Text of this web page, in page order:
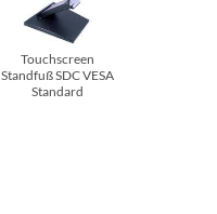
Touchscreen
Standfuß SDC VESA
Standard